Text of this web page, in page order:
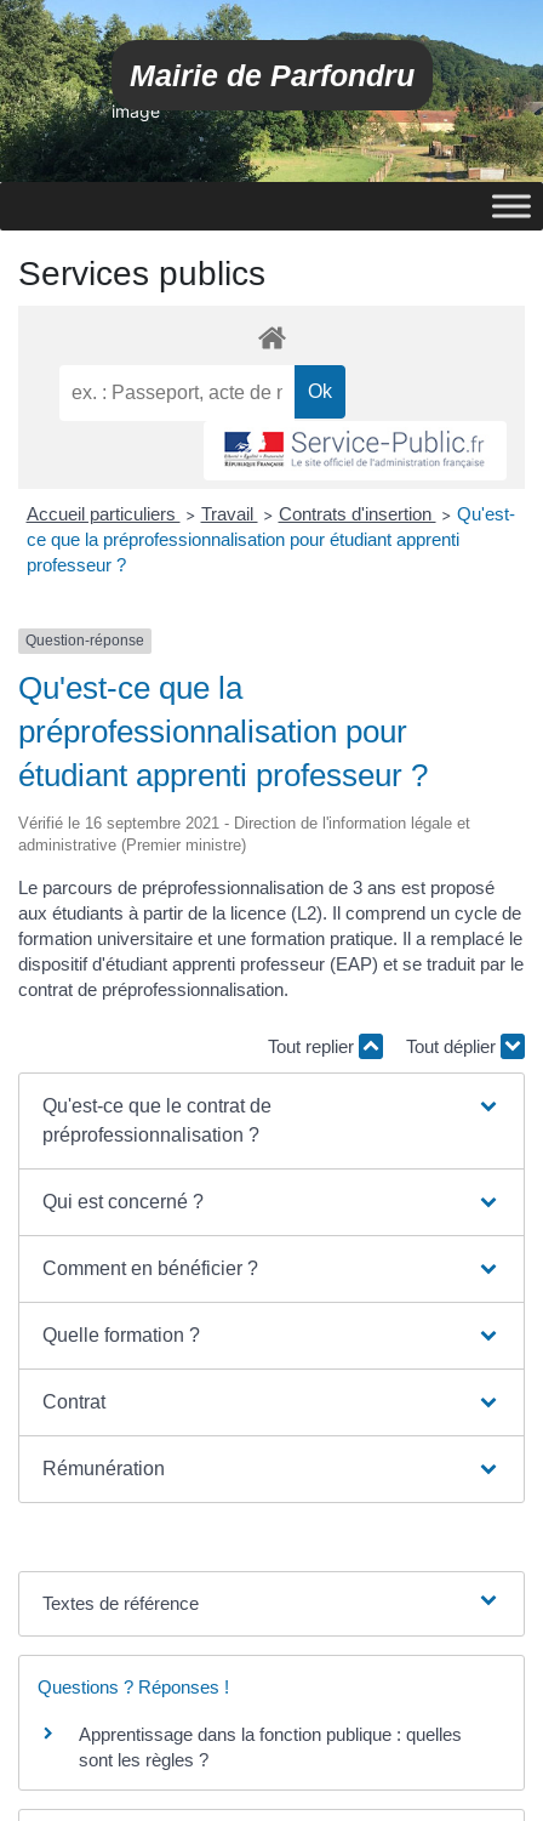
Mairie de Parfondru
image
Services publics
Accueil particuliers > Travail > Contrats d'insertion > Qu'est-
ce que la préprofessionnalisation pour étudiant apprenti
professeur ?
Question-réponse
Qu'est-ce que la
préprofessionnalisation pour
étudiant apprenti professeur ?
Vérifié le 16 septembre 2021 - Direction de l'information légale et
administrative (Premier ministre)
Le parcours de préprofessionnalisation de 3 ans est proposé
aux étudiants à partir de la licence (L2). Il comprend un cycle de
formation universitaire et une formation pratique. Il a remplacé le
dispositif d'étudiant apprenti professeur (EAP) et se traduit par le
contrat de préprofessionnalisation.
Tout replier Tout déplier
Qu'est-ce que le contrat de
préprofessionnalisation ?
Qui est concerné ?
Comment en bénéficier ?
Quelle formation ?
Contrat
Rémunération
Textes de référence
Questions ? Réponses !
Apprentissage dans la fonction publique : quelles
sont les règles ?